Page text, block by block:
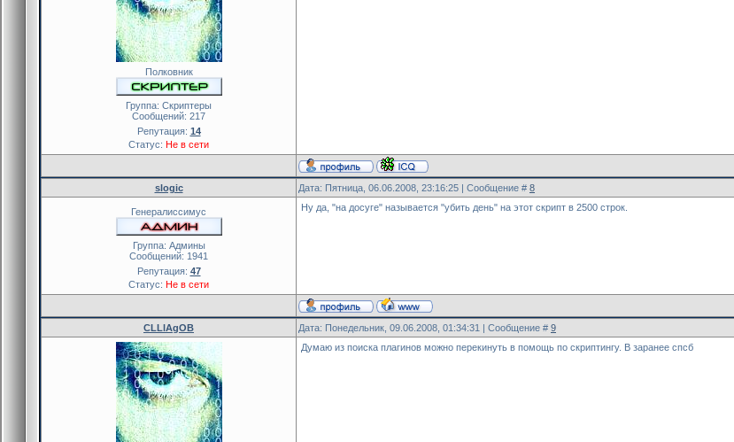
Полковник
Группа: Скриптеры
Сообщений: 217
Репутация: 14
Статус: Не в сети
slogic Дата: Пятница, 06.06.2008, 23:16:25 | Сообщение # 8
Генералиссимус
Группа: Админы
Сообщений: 1941
Репутация: 47
Статус: Не в сети
Ну да, "на досуге" называется "убить день" на этот скрипт в 2500 строк.
CLLlAgOB Дата: Понедельник, 09.06.2008, 01:34:31 | Сообщение # 9
Думаю из поиска плагинов можно перекинуть в помощь по скриптингу. В заранее спсб